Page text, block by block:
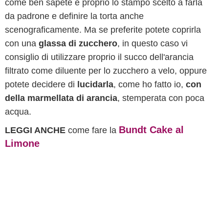
come ben sapete è proprio lo stampo scelto a farla
da padrone e definire la torta anche
scenograficamente. Ma se preferite potete coprirla
con una glassa di zucchero, in questo caso vi
consiglio di utilizzare proprio il succo dell'arancia
filtrato come diluente per lo zucchero a velo, oppure
potete decidere di lucidarla, come ho fatto io, con
della marmellata di arancia, stemperata con poca
acqua.
LEGGI ANCHE come fare la Bundt Cake al
Limone